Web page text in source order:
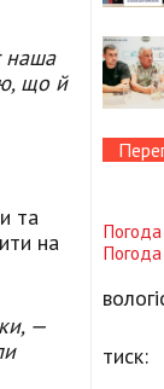
наша
що й
та
на
—
Погода
Погода
тиск: